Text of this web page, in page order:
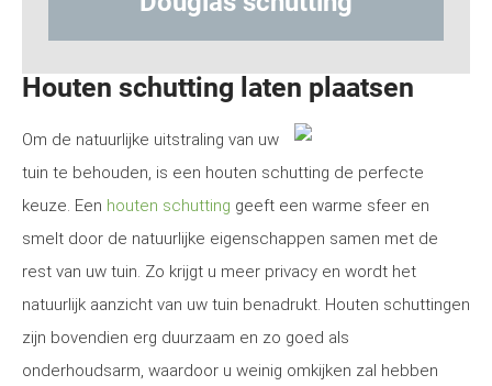
Houten schutting laten plaatsen
Om de natuurlijke uitstraling van uw
tuin te behouden, is een houten schutting de perfecte
keuze. Een houten schutting geeft een warme sfeer en
smelt door de natuurlijke eigenschappen samen met de
rest van uw tuin. Zo krijgt u meer privacy en wordt het
natuurlijk aanzicht van uw tuin benadrukt. Houten schuttingen
zijn bovendien erg duurzaam en zo goed als
onderhoudsarm, waardoor u weinig omkijken zal hebben